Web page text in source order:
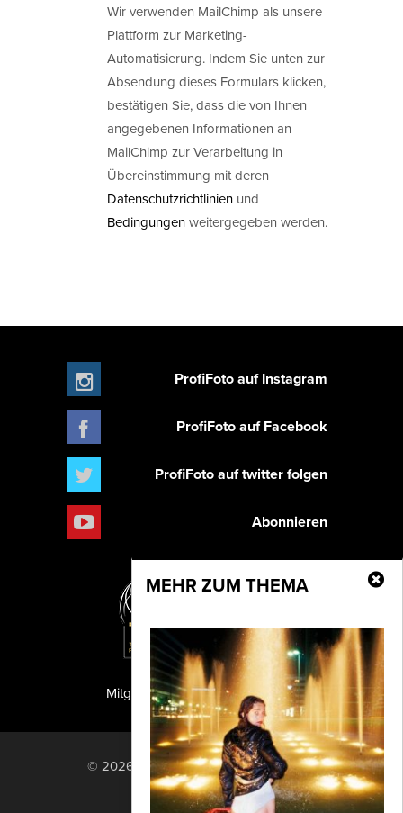
Wir verwenden MailChimp als unsere
Plattform zur Marketing-
Automatisierung. Indem Sie unten zur
Absendung dieses Formulars klicken,
bestätigen Sie, dass die von Ihnen
angegebenen Informationen an
MailChimp zur Verarbeitung in
Übereinstimmung mit deren
Datenschutzrichtlinien und
Bedingungenweitergegeben werden.
MEHR ZUM THEMA
ProfiFoto auf Instagram
ProfiFoto auf Facebook
ProfiFoto auf twitter folgen
Abonnieren
PF Publishing GmbH
Mitglied der TIPA
© 2026 PF Publishing GmbH. All rights
reserved.